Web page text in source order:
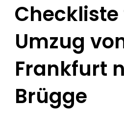
Umzug
Frankfurt
Brügge